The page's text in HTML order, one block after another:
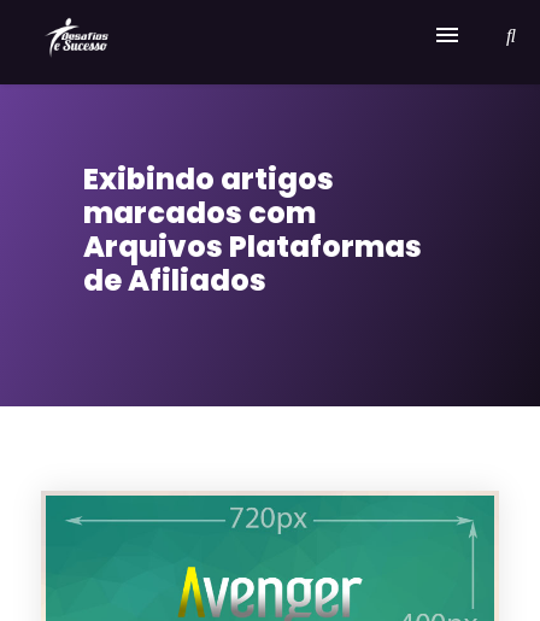
Serviços
Sobre Desafios e Sucesso
Exibindo artigos
marcados com
Arquivos Plataformas
de Afiliados